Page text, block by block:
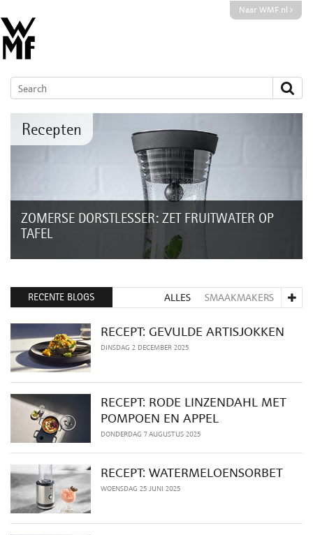
Naar WMF.nl
ZOMERSE DORSTLESSER: ZET FRUITWATER OP
TAFEL
Zelf fruitwater maken is eigenlijk een koud kunstje. Er zitten
Recepten
RECENTE BLOGS ALLES SMAAKMAKERS
RECEPT: GEVULDE ARTISJOKKEN
DINSDAG 2 DECEMBER 2025
RECEPT: RODE LINZENDAHL MET
POMPOEN EN APPEL
DONDERDAG 7 AUGUSTUS 2025
RECEPT: WATERMELOENSORBET
WOENSDAG 25 JUNI 2025